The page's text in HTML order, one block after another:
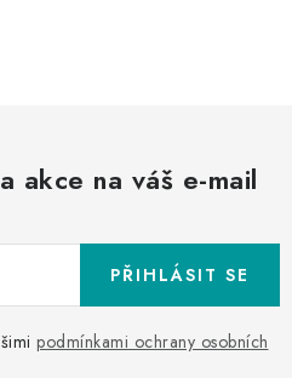
akce na váš e-mail
podmínkami ochrany osobních
PŘIHLÁSIT SE